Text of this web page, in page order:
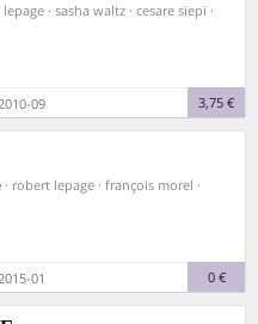
· sasha waltz · cesare siepi ·
09 3,75 €
· robert lepage · françois morel ·
01 0 €